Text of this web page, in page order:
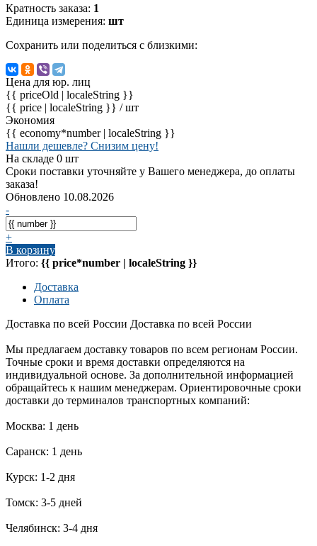
Кратность заказа: 1
Единица измерения: шт
Сохранить или поделиться с близкими:
Цена для юр. лиц
{{ priceOld | localeString }}
{{ price | localeString }} / шт
Экономия
{{ economy*number | localeString }}
Нашли дешевле? Снизим цену!
На складе 0 шт
Сроки поставки уточняйте у Вашего менеджера, до оплаты
заказа!
Обновлено 10.08.2026
-
+
В корзину
Итого: {{ price*number | localeString }}
Доставка
Оплата
Доставка по всей России Доставка по всей России
Мы предлагаем доставку товаров по всем регионам России.
Точные сроки и время доставки определяются на
индивидуальной основе. За дополнительной информацией
обращайтесь к нашим менеджерам. Ориентировочные сроки
доставки до терминалов транспортных компаний:
Москва: 1 день
Саранск: 1 день
Курск: 1-2 дня
Томск: 3-5 дней
Челябинск: 3-4 дня